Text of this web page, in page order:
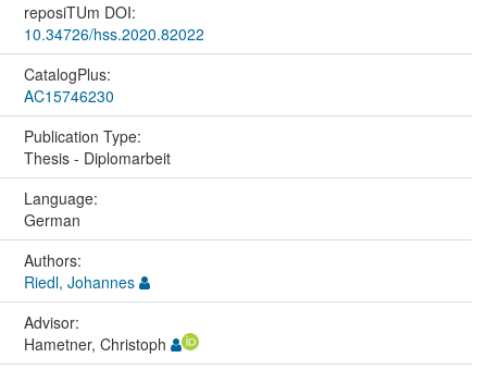
reposiTUm DOI:
10.34726/hss.2020.82022
CatalogPlus:
AC15746230
Publication Type:
Thesis - Diplomarbeit
Language:
German
Authors:
Riedl, Johannes
Advisor:
Hametner, Christoph